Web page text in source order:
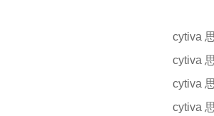
cytiva
cytiva
cytiva
cytiva